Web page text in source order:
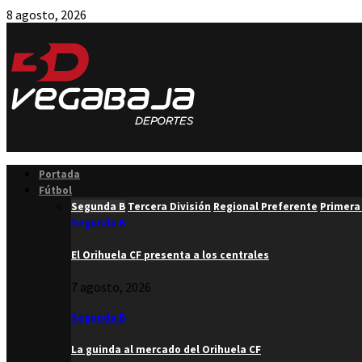
8 agosto, 2026
Portada
Fútbol
Segunda B Tercera División Regional Preferente
Segunda B
El Orihuela CF presenta a los centrales
7 agosto, 2026
Segunda B
La guinda al mercado del Orihuela CF